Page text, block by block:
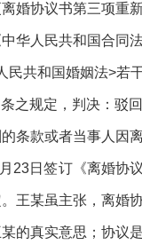
婚协议书第三项重
华人民共和国合同
民共和国婚姻法>若
之规定，判决：驳
条款或者当事人因
23日签订《离婚协
王某虽主张，离婚
的真实意思；协议